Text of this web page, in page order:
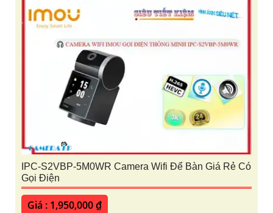
IPC-S2VBP-5M0WR Camera Wifi Để Bàn Giá Rẻ Có
Gọi Điện
Giá : 1,950,000 ₫